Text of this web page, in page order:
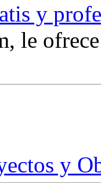
y
le
y